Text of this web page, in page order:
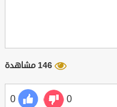
146 مشاهدة
0
0